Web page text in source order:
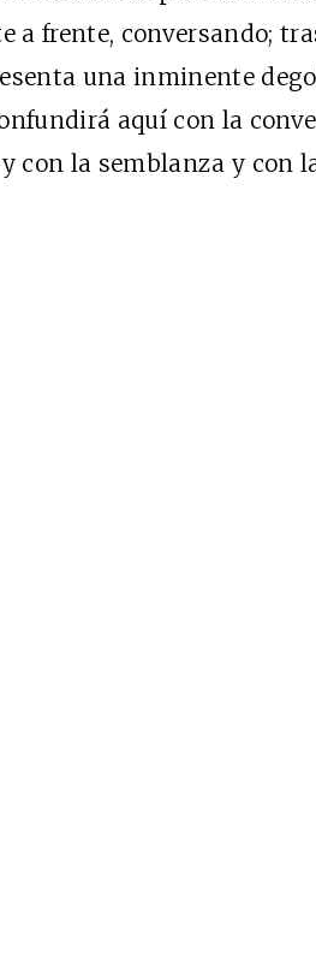
a frente, conversando;
una inminente
aquí con la
con la semblanza y con